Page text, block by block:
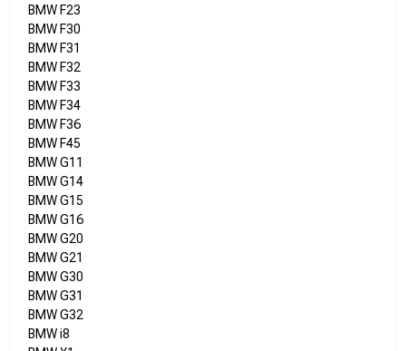
BMW F23
BMW F30
BMW F31
BMW F32
BMW F33
BMW F34
BMW F36
BMW F45
BMW G11
BMW G14
BMW G15
BMW G16
BMW G20
BMW G21
BMW G30
BMW G31
BMW G32
BMW i8